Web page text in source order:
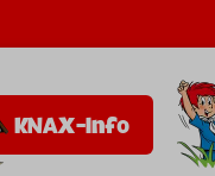
KNAX-Info